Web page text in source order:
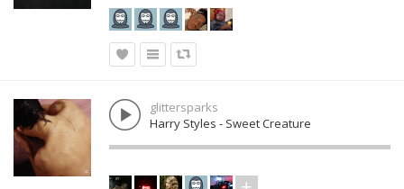
glittersparks
Harry Styles - Sweet Creature